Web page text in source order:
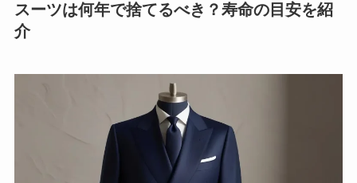
スーツは何年で捨てるべき？寿命の目安を紹
介